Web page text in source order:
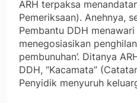
ARH terpaksa
Pemeriksaan). Anehnya,
Pembantu DDH
menegosiasikan
pembunuhan’. Ditanya
DDH, “Kacamata”
Penyidik menyuruh